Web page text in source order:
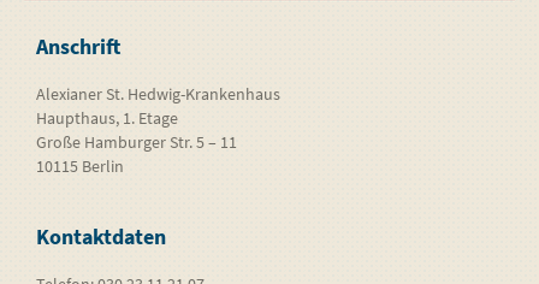
Anschrift
Alexianer St. Hedwig-Krankenhaus
Haupthaus, 1. Etage
Große Hamburger Str. 5 – 11
10115 Berlin
Kontaktdaten